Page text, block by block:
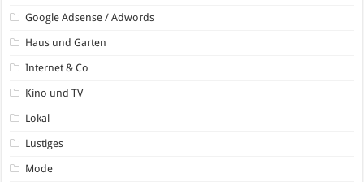
Google Adsense / Adwords
Haus und Garten
Internet & Co
Kino und TV
Lokal
Lustiges
Mode